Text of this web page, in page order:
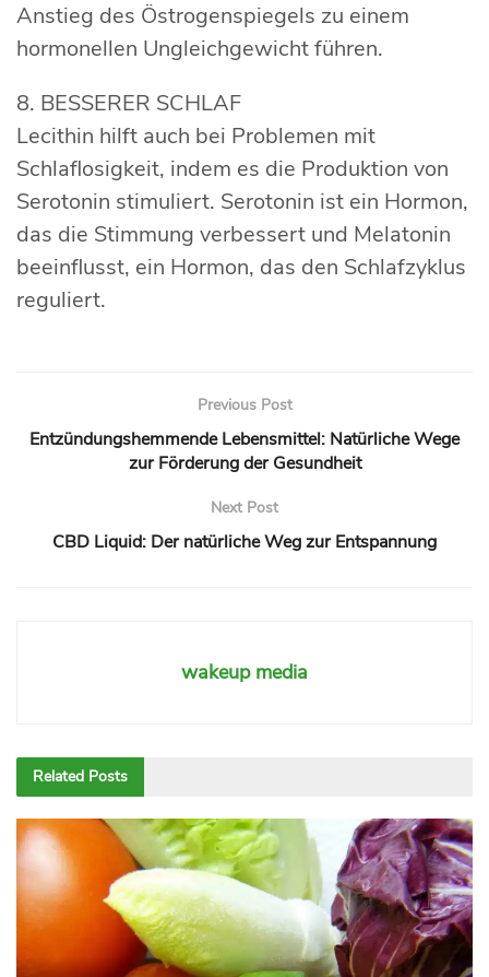
Anstieg des Östrogenspiegels zu einem
hormonellen Ungleichgewicht führen.
8. BESSERER SCHLAF
Lecithin hilft auch bei Problemen mit
Schlaflosigkeit, indem es die Produktion von
Serotonin stimuliert. Serotonin ist ein Hormon,
das die Stimmung verbessert und Melatonin
beeinflusst, ein Hormon, das den Schlafzyklus
reguliert.
Previous Post
Entzündungshemmende Lebensmittel: Natürliche Wege
zur Förderung der Gesundheit
Next Post
CBD Liquid: Der natürliche Weg zur Entspannung
wakeup media
Related Posts